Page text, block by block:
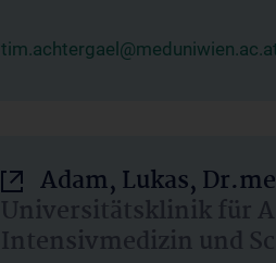
Adam, Lukas,
Universitätsklinik für
Intensivmedizin und